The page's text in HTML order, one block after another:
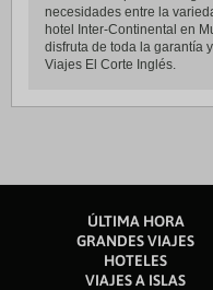
necesidades entre la
hotel Inter-Continental en
disfruta de toda la garantía
Viajes El Corte Inglés.
ÚLTIMA HORA
GRANDES VIAJES
HOTELES
VIAJES A ISLAS